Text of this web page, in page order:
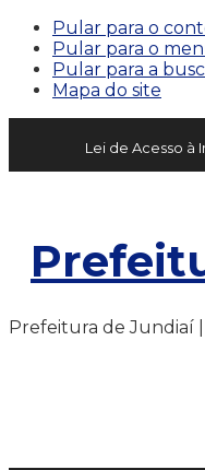
Pular para o
Pular para o
Pular para a
Mapa do site
Lei de Acesso à
Prefeitura de Jundiaí